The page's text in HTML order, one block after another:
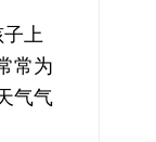
子上
常为
气气